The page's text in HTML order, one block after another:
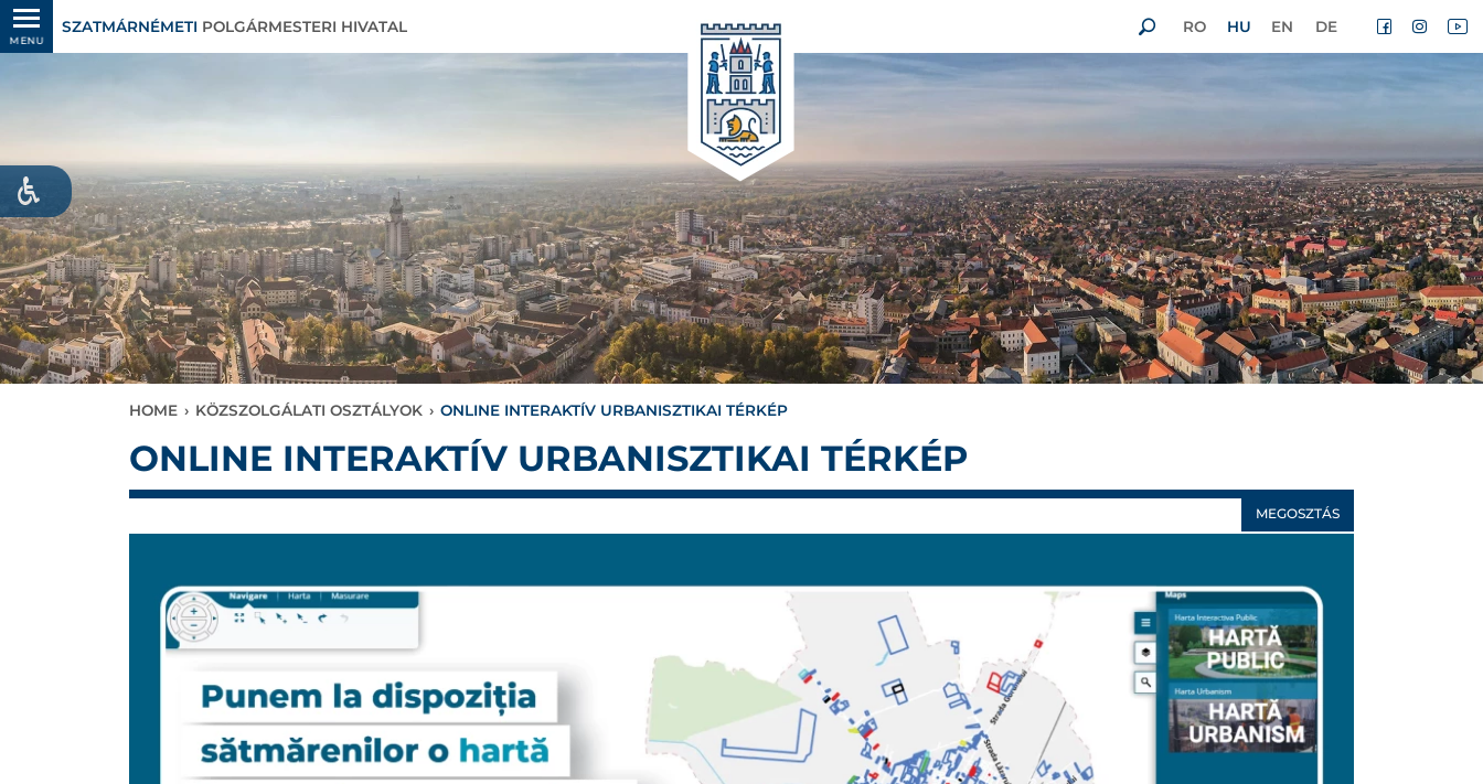
MENU
SZATMÁRNÉMETI POLGÁRMESTERI HIVATAL RO HU EN DE
HOME › KÖZSZOLGÁLATI OSZTÁLYOK › ONLINE INTERAKTÍV URBANISZTIKAI TÉRKÉP
ONLINE INTERAKTÍV URBANISZTIKAI TÉRKÉP
MEGOSZTÁS